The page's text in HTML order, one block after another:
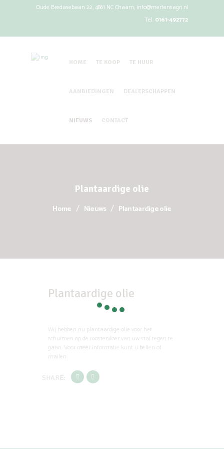
Oude Bredasebaan 22, 4861 NC Chaam, info@mertensagri.nl
Tel. 0161-492772
HOME TE KOOP TE HUUR
AANBIEDINGEN DEALERSCHAPPEN
NIEUWS CONTACT
Plantaardige olie
Home
Nieuws Plantaardige olie
Plantaardige olie
Wij hebben nu plantaardige olie voor het
schuimen op de roostervloer van uw stal tegen te
gaan. Voor meer informatie kunt u bellen of
mailen.
SHARE: